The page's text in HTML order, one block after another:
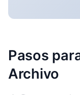
Pasos
Archivo